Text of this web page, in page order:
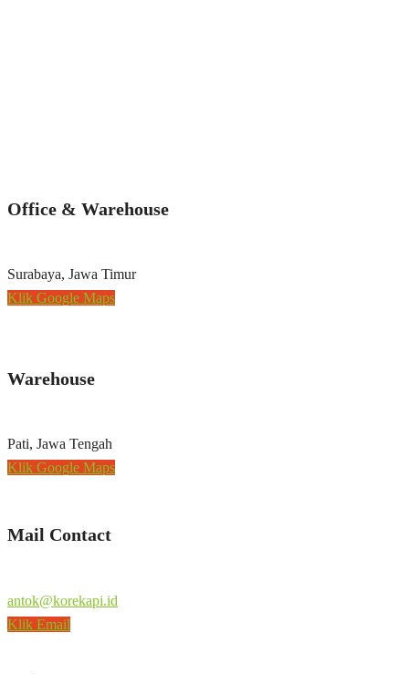
Office & Warehouse
Surabaya, Jawa Timur
Klik Google Maps
Warehouse
Pati, Jawa Tengah
Klik Google Maps
Mail Contact
antok@korekapi.id
Klik Email